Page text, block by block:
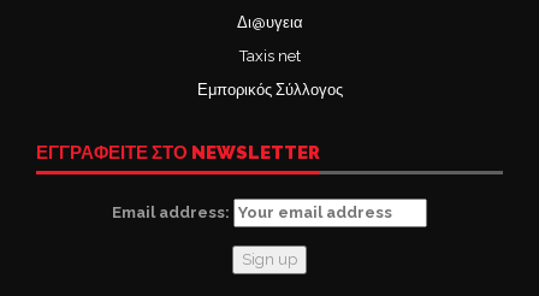
Δι@υγεια
Taxis net
Εμπορικός Σύλλογος
ΕΓΓΡΑΦΕΙΤΕ ΣΤΟ NEWSLETTER
Email address: